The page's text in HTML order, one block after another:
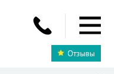
Отзывы